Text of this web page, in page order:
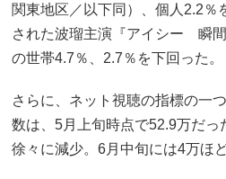
関東地区／以下同）、個人2.2％
された波瑠主演『アイシー 瞬
の世帯4.7％、2.7％を下回った。
さらに、ネット視聴の指標の一
数は、5月上旬時点で52.9万だっ
徐々に減少。6月中旬には4万ほ